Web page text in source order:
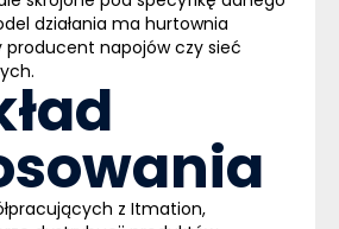
działania ma hurtownia
producent napojów czy sieć
z Itmation,